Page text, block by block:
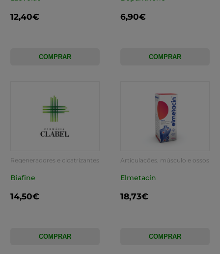
12,40€
COMPRAR
6,90€
COMPRAR
Regeneradores e cicatrizantes
Biafine
14,50€
COMPRAR
Articulações, músculo e ossos
Elmetacin
18,73€
COMPRAR